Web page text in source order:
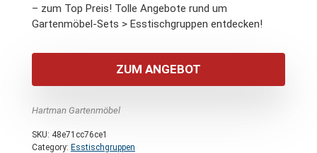
– zum Top Preis! Tolle Angebote rund um
Gartenmöbel-Sets > Esstischgruppen entdecken!
ZUM ANGEBOT
Hartman Gartenmöbel
SKU: 48e71cc76ce1
Category: Esstischgruppen